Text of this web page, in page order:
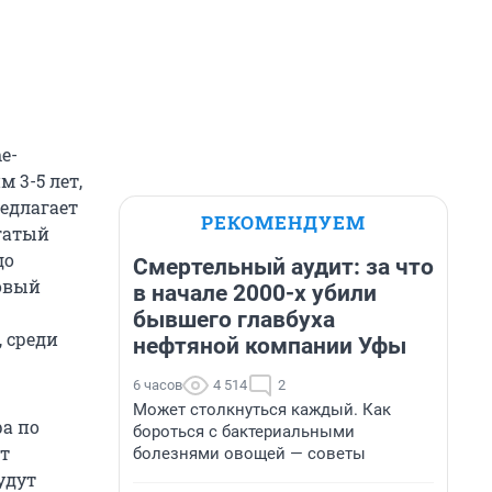
3-5 лет,
среди
по
РЕКОМЕНДУЕМ
Смертельный аудит: за что
в начале 2000-х убили
бывшего главбуха
нефтяной компании Уфы
6 часов 4 514 2
Может столкнуться каждый. Как
бороться с бактериальными
болезнями овощей — советы